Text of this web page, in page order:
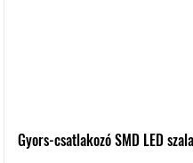
Gyors-csatlakozó SMD LED